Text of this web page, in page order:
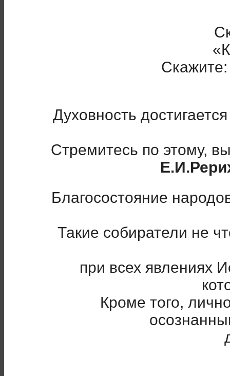
Духовность
Стремитесь по этому,
Благосостояние
Такие собиратели не
при всех явлениях
Кроме того,